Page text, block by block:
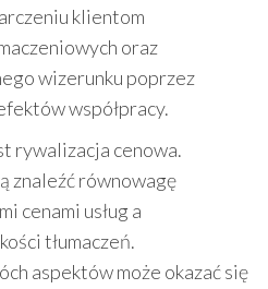
klientom
oraz
wizerunku poprzez
współpracy.
rywalizacja cenowa.
znaleźć równowagę
cenami usług a
tłumaczeń.
aspektów może okazać się